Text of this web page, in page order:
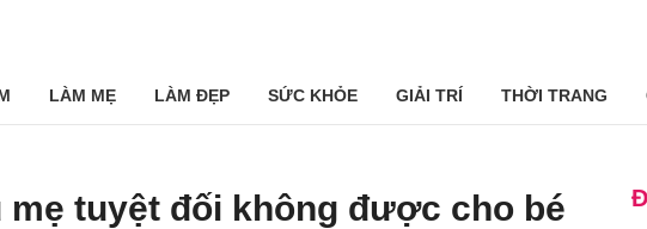
LÀM MẸ LÀM ĐẸP SỨC KHỎE GIẢI TRÍ THỜI TRANG
mẹ tuyệt đối không được cho bé